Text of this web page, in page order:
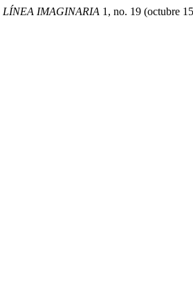
LÍNEA IMAGINARIA 1, no. 19 (octubre